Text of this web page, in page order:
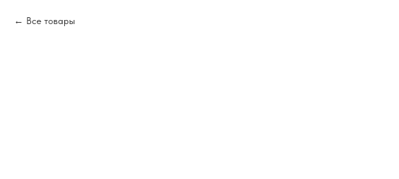
Все товары